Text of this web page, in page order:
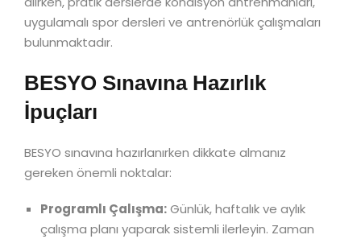
uygulamalı spor dersleri ve antrenörlük çalışmaları
bulunmaktadır.
BESYO Sınavına Hazırlık
İpuçları
BESYO sınavına hazırlanırken dikkate almanız
gereken önemli noktalar:
Programlı Çalışma:Günlük, haftalık ve aylık
çalışma planı yaparak sistemli ilerleyin. Zaman